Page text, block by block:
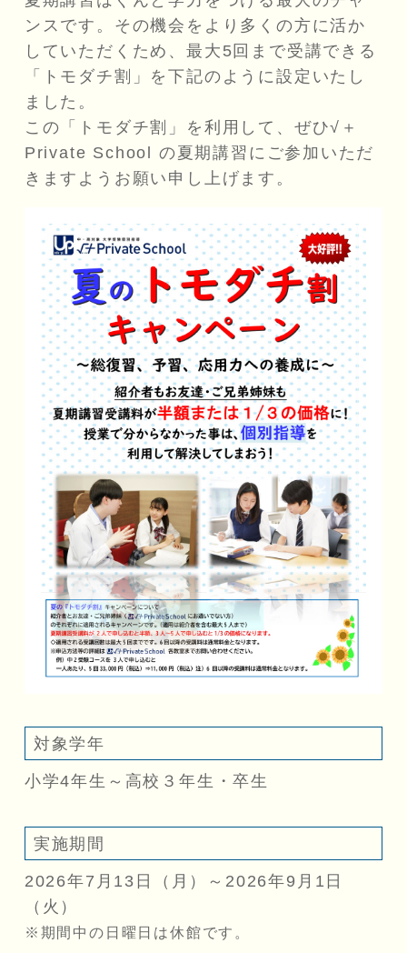
ンスです。その機会をより多くの方に活か
していただくため、最大5回まで受講できる
「トモダチ割」を下記のように設定いたし
ました。
この「トモダチ割」を利用して、ぜひ√＋
Private School の夏期講習にご参加いただ
きますようお願い申し上げます。
対象学年
小学4年生～高校３年生・卒生
実施期間
2026年7月13日（月）～2026年9月1日
（火）
期間中の日曜日は休館です。